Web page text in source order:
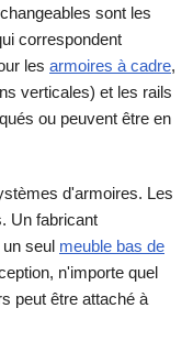
sont les
correspondent
les armoires à cadre,
verticales) et les rails
ou peuvent être en
d'armoires. Les
Un fabricant
seul meuble bas de
n'importe quel
peut être attaché à